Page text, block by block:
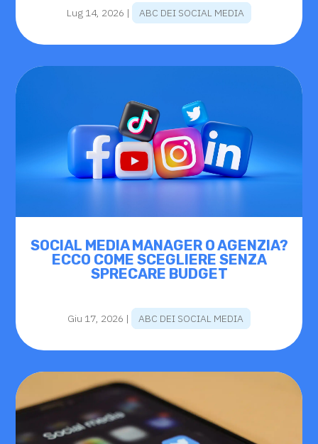
Lug 14, 2026 | ABC DEI SOCIAL MEDIA
SOCIAL MEDIA MANAGER O AGENZIA?
ECCO COME SCEGLIERE SENZA
SPRECARE BUDGET
Giu 17, 2026 | ABC DEI SOCIAL MEDIA